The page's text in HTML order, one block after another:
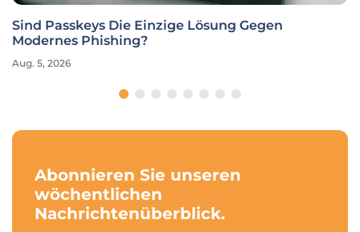
Sind Passkeys Die Einzige Lösung Gegen
Modernes Phishing?
Aug. 5, 2026
Abonnieren Sie unseren
wöchentlichen
Nachrichtenüberblick.